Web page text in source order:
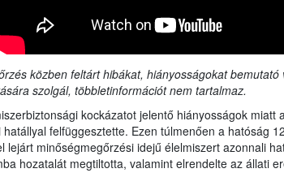
közben feltárt hibákat, hiányosságokat
szolgál, többletinformációt nem tartalmaz.
kockázatot jelentő hiányosságok miatt
hatállyal felfüggesztette. Ezen túlmenően a hatóság
lejárt minőségmegőrzési idejű élelmiszert azonnali
hozatalát megtiltotta, valamint elrendelte az állati